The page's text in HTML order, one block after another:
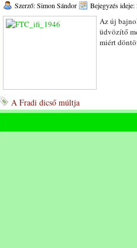
Szerző: Simon Sándor Bejegyzés
Az új
üdvözítő
miért
A Fradi dicső múltja